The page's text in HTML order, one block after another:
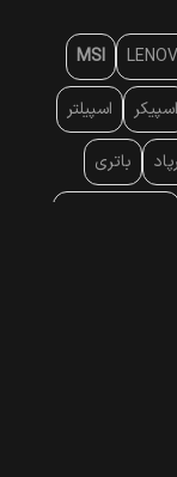
MSI
اسپیکر اسپیلتر
باتری